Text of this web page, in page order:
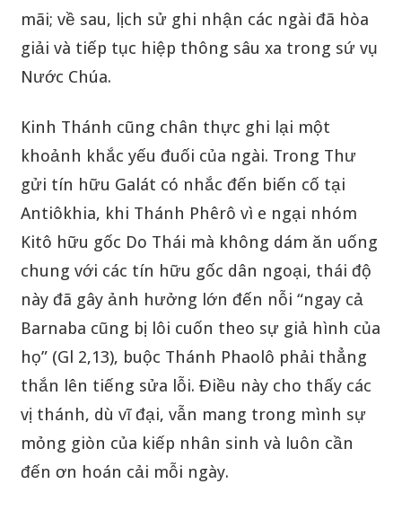
mãi; về sau, lịch sử ghi nhận các ngài đã hòa
giải và tiếp tục hiệp thông sâu xa trong sứ vụ
Nước Chúa.
Kinh Thánh cũng chân thực ghi lại một
khoảnh khắc yếu đuối của ngài. Trong Thư
gửi tín hữu Galát có nhắc đến biến cố tại
Antiôkhia, khi Thánh Phêrô vì e ngại nhóm
Kitô hữu gốc Do Thái mà không dám ăn uống
chung với các tín hữu gốc dân ngoại, thái độ
này đã gây ảnh hưởng lớn đến nỗi “ngay cả
Barnaba cũng bị lôi cuốn theo sự giả hình của
họ” (Gl 2,13), buộc Thánh Phaolô phải thẳng
thắn lên tiếng sửa lỗi. Điều này cho thấy các
vị thánh, dù vĩ đại, vẫn mang trong mình sự
mỏng giòn của kiếp nhân sinh và luôn cần
đến ơn hoán cải mỗi ngày.